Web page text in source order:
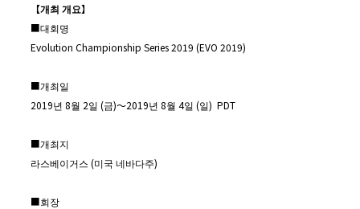
【개최 개요】
■대회명
Evolution Championship Series 2019 (EVO 2019)
■개최일
2019년 8월 2일 (금)～2019년 8월 4일 (일) PDT
■개최지
라스베이거스 (미국 네바다주)
■회장